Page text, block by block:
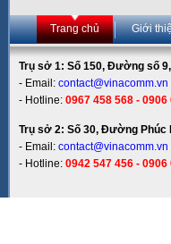
Trang chủ Giới
Trụ sở 1: Số 150, Đường số
- Email: contact@vinacomm.vn
- Hotline: 0967 458 568 -
Trụ sở 2: Số 30, Đường Phúc
- Email: contact@vinacomm.vn
- Hotline: 0942 547 456 -